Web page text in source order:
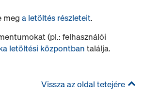
meg a letöltés részleteit.
(pl.: felhasználói
letöltési központban találja.
Vissza az oldal tetejére